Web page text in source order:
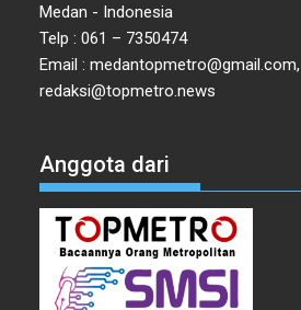
Medan - Indonesia
Telp : 061 – 7350474
Email : medantopmetro@gmail.com,
redaksi@topmetro.news
Anggota dari